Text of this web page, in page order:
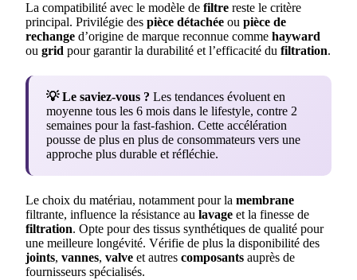
La compatibilité avec le modèle de filtre reste le critère
principal. Privilégie des pièce détachée ou pièce de
rechange d’origine de marque reconnue comme hayward
ou grid pour garantir la durabilité et l’efficacité du filtration.
💡 Le saviez-vous ? Les tendances évoluent en
moyenne tous les 6 mois dans le lifestyle, contre 2
semaines pour la fast-fashion. Cette accélération
pousse de plus en plus de consommateurs vers une
approche plus durable et réfléchie.
Le choix du matériau, notamment pour la membrane
filtrante, influence la résistance au lavage et la finesse de
filtration. Opte pour des tissus synthétiques de qualité pour
une meilleure longévité. Vérifie de plus la disponibilité des
joints, vannes, valve et autres composants auprès de
fournisseurs spécialisés.